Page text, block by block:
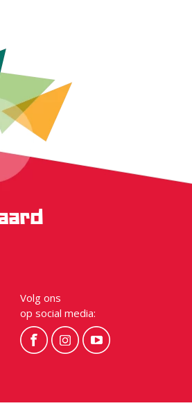
Volg ons
op social media: